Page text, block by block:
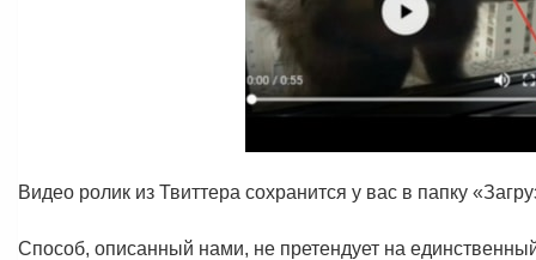
Видео ролик из Твиттера сохранится у вас в папку
Способ, описанный нами, не претендует на